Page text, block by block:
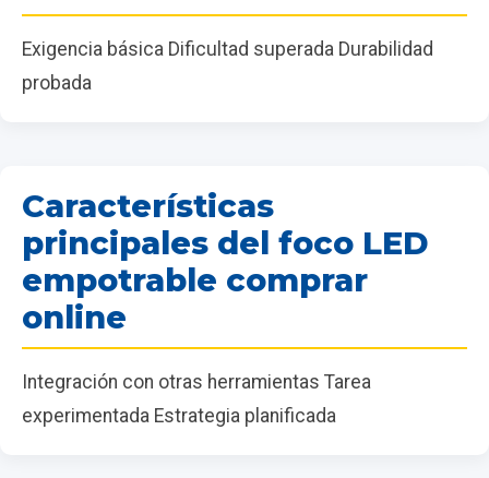
Exigencia básica Dificultad superada Durabilidad
probada
Características
principales del foco LED
empotrable comprar
online
Integración con otras herramientas Tarea
experimentada Estrategia planificada